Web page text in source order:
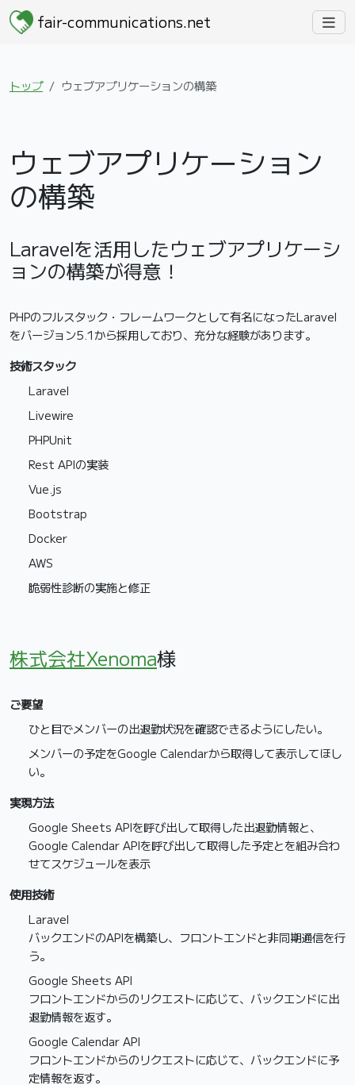
fair-communications.net
トップ ウェブアプリケーションの構築
ウェブアプリケーション
の構築
Laravelを活用したウェブアプリケーシ
ョンの構築が得意！
PHPのフルスタック・フレームワークとして有名になったLaravel
をバージョン5.1から採用しており、充分な経験があります。
技術スタック
Laravel
Livewire
PHPUnit
Rest APIの実装
Vue.js
Bootstrap
Docker
AWS
脆弱性診断の実施と修正
株式会社Xenoma様
ご要望
ひと目でメンバーの出退勤状況を確認できるようにしたい。
メンバーの予定をGoogle Calendarから取得して表示してほし
い。
実現方法
Google Sheets APIを呼び出して取得した出退勤情報と、
Google Calendar APIを呼び出して取得した予定とを組み合わ
せてスケジュールを表示
使用技術
Laravel
バックエンドのAPIを構築し、フロントエンドと非同期通信を行
う。
Google Sheets API
フロントエンドからのリクエストに応じて、バックエンドに出
退勤情報を返す。
Google Calendar API
フロントエンドからのリクエストに応じて、バックエンドに予
定情報を返す。